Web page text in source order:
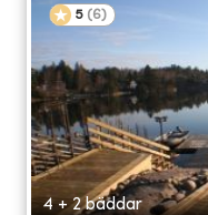
5 (6)
4 + 2 bäddar